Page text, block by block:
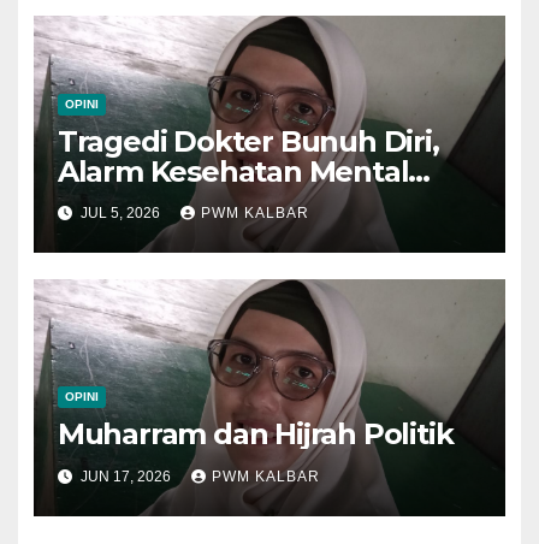
OPINI
Tragedi Dokter Bunuh Diri,
Alarm Kesehatan Mental
Tenaga Medis
JUL 5, 2026 PWM KALBAR
OPINI
Muharram dan Hijrah Politik
JUN 17, 2026 PWM KALBAR